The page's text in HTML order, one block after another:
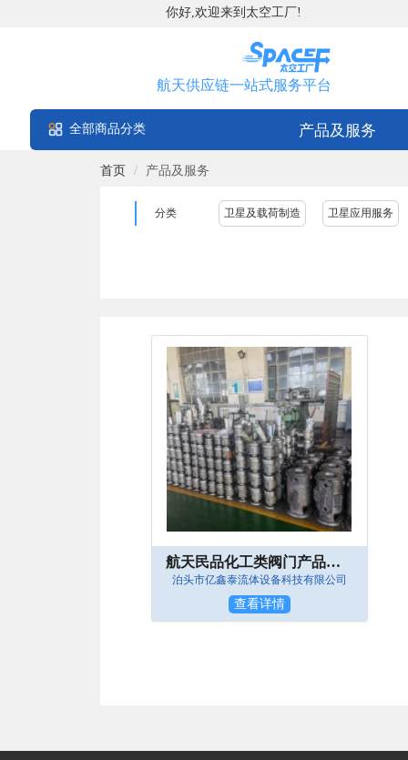
你好,欢迎来到太空工厂!
航天供应链一站式服务平台
全部商品分类 产品及服务
首页 / 产品及服务
分类 卫星及载荷制造 卫星应用服务
航天民品化工类阀门产品加工制造
泊头市亿鑫泰流体设备科技有限公司
查看详情